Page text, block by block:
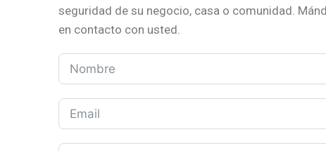
seguridad de su negocio, casa o comunidad.
en contacto con usted.